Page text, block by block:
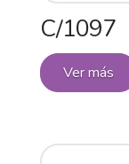
C/1097
Ver más